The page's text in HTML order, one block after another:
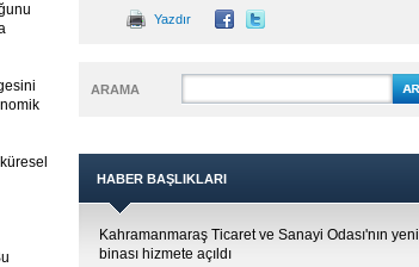
Yazdır
ARAMA
HABER BAŞLIKLARI
Kahramanmaraş Ticaret ve Sanayi Odası'nın yeni
binası hizmete açıldı